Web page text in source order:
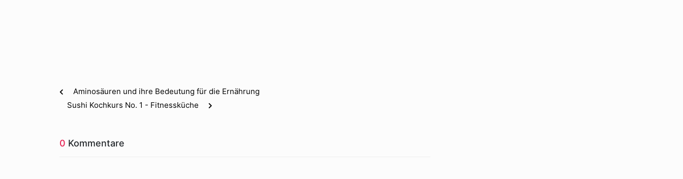
Aminosäuren und ihre Bedeutung für die Ernährung
Sushi Kochkurs No. 1 - Fitnessküche
0 Kommentare